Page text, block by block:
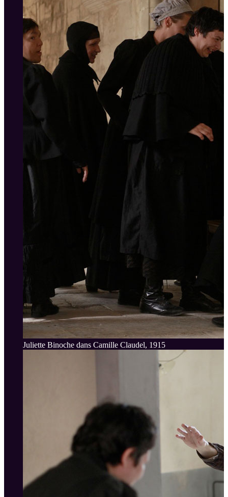
Juliette Binoche dans Camille Claudel, 1915